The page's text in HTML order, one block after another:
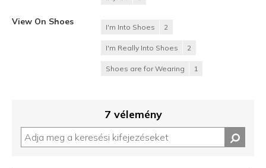
View On Shoes
I'm Into Shoes 2
I'm Really Into Shoes 2
Shoes are for Wearing 1
7 vélemény